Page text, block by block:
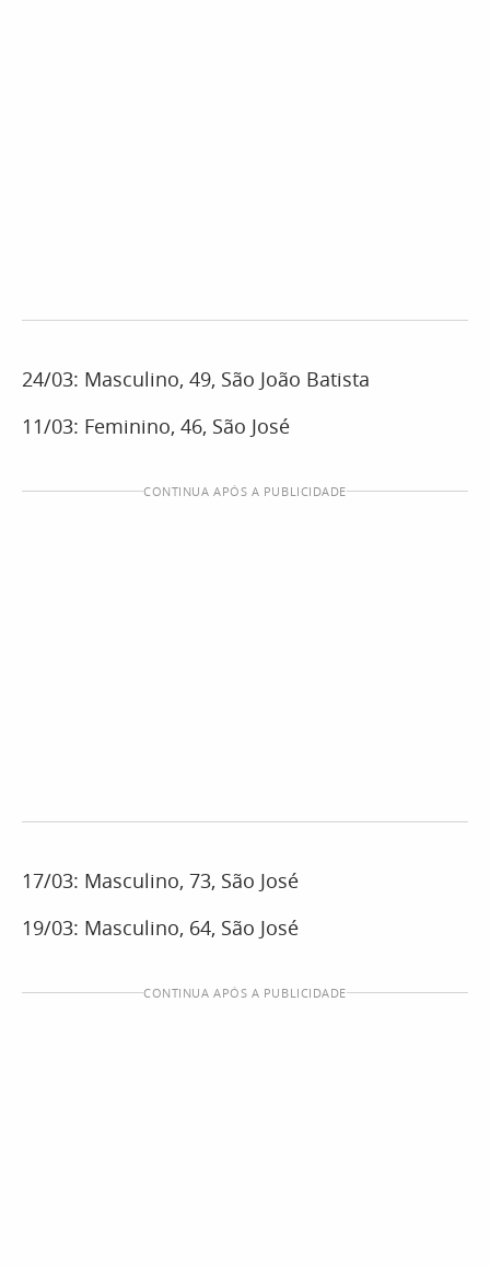
24/03: Masculino, 49, São João Batista
11/03: Feminino, 46, São José
CONTINUA APÓS A PUBLICIDADE
17/03: Masculino, 73, São José
19/03: Masculino, 64, São José
CONTINUA APÓS A PUBLICIDADE